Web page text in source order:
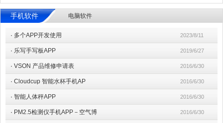
手机软件 电脑软件
· 多个APP开发使用 2023/8/11
· 乐写手写板APP 2019/6/27
· VSON 产品维修申请表 2016/6/30
· Cloudcup 智能水杯手机AP 2016/6/30
· 智能人体秤APP 2016/6/30
· PM2.5检测仪手机APP－空气博 2016/6/30